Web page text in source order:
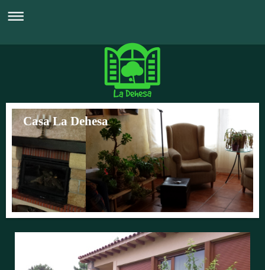
Casa La Dehesa